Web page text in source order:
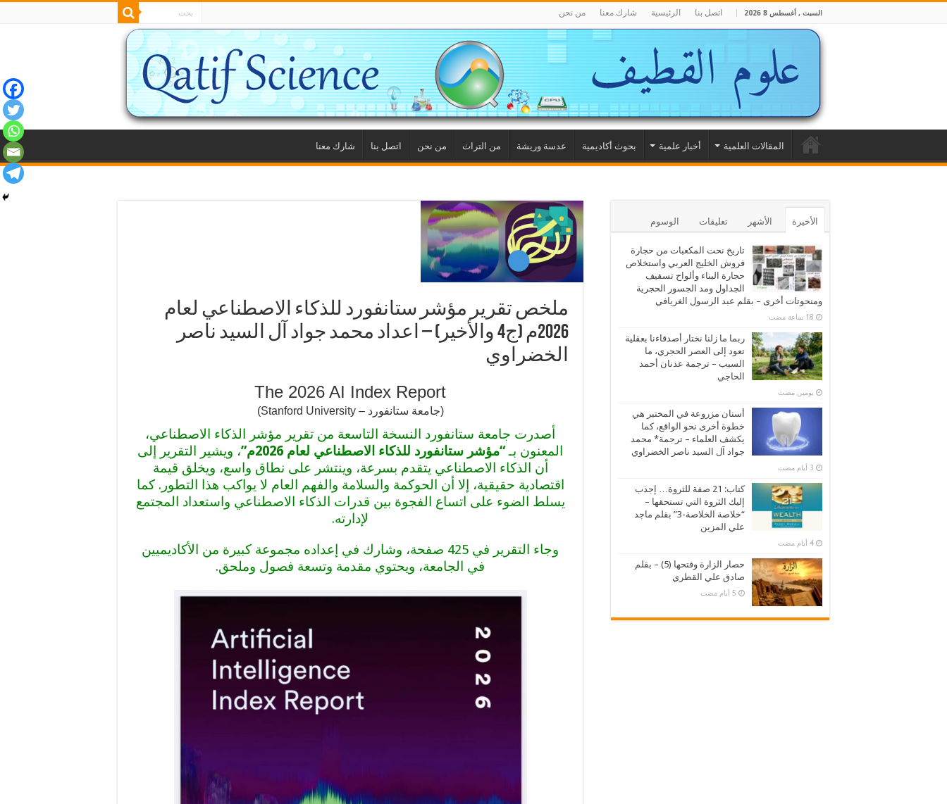
السبت , أغسطس 8 2026 اتصل بنا الرئيسية شارك معنا من نحن
المقالات العلمية أخبار علمية بحوث أكاديمية عدسة وريشة من التراث من نحن اتصل بنا شارك معنا
ملخص تقرير مؤشر ستانفورد للذكاء الاصطناعي لعام
2026م (ج4 والأخير) – اعداد محمد جواد آل السيد ناصر
الخضراوي
The 2026 AI Index Report
(جامعة ستانفورد – Stanford University)
أصدرت جامعة ستانفورد النسخة التاسعة من تقرير مؤشر الذكاء الاصطناعي،
المعنون بـ“مؤشر ستانفورد للذكاء الاصطناعي لعام 2026م”
، ويشير التقرير إلى
أن الذكاء الاصطناعي يتقدم بسرعة، وينتشر على نطاق واسع، ويخلق قيمة
اقتصادية حقيقية، إلا أن الحوكمة والسلامة والفهم العام لا يواكب هذا التطور. كما
يسلط الضوء على اتساع الفجوة بين قدرات الذكاء الاصطناعي واستعداد المجتمع
لإدارته.
وجاء التقرير في 425 صفحة، وشارك في إعداده مجموعة كبيرة من الأكاديميين
في الجامعة، ويحتوي مقدمة وتسعة فصول وملحق.
الأخيرة الأشهر تعليقات الوسوم
تاريخ نحت المكعبات من حجارة
فروش الخليج العربي واستخلاص
حجارة البناء وألواح تسقيف
الجداول ومد الجسور الحجرية
ومنحوتات أخرى – بقلم عبد الرسول الغريافي
ربما ما زلنا نختار أصدقاءنا بعقلية
تعود إلى العصر الحجري، ما
السبب – ترجمة عدنان أحمد
الحاجي
‏يومين مضت
أسنان مزروعة في المختبر هي
خطوة أخرى نحو الواقع، كما
يكشف العلماء – ترجمة* محمد
جواد آل السيد ناصر الخضراوي
كتاب: 21 صفة للثروة… إجذب
إليك الثروة التي تستحقها –
“خلاصة الخلاصة-3” بقلم ماجد
علي المزين
حصار الزارة وفتحها (5) – بقلم
صادق علي القطري